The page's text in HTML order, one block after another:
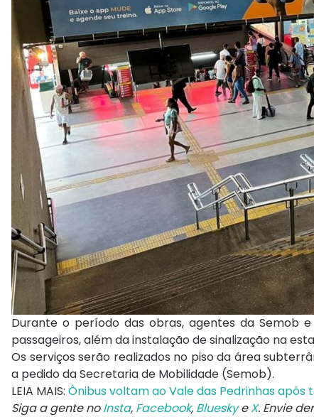
Durante o período das obras, agentes da Semob
passageiros, além da instalação de sinalização na
Os serviços serão realizados no piso da área
a pedido da Secretaria de Mobilidade (Semob).
LEIA MAIS: Ônibus voltam ao Vale das Pedrinhas
Siga a gente noInsta, Facebook, BlueskyeX. Envie